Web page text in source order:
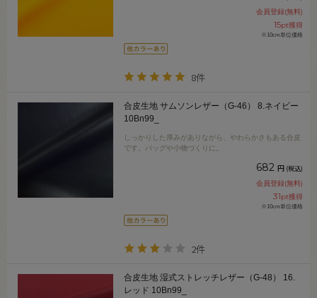
会員登録(無料)
15pt獲得
※10cm単位価格
8件
合皮生地 サムソンレザー（G-46） 8.ネイビー
10Bn99_
しっかりした厚みがありながら、やわらかさもある合皮
です。バッグや小物づくりに。
682 円 (税込)
会員登録(無料)
31pt獲得
※10cm単位価格
2件
合皮生地 湿式ストレッチレザー（G-48） 16.
レッド 10Bn99_